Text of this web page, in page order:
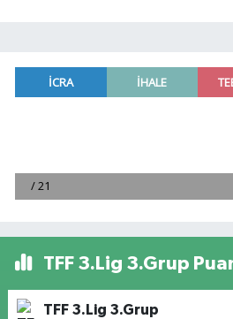
TFF 3.Lig 3.Grup
TFF 3.Lig 3.Grup